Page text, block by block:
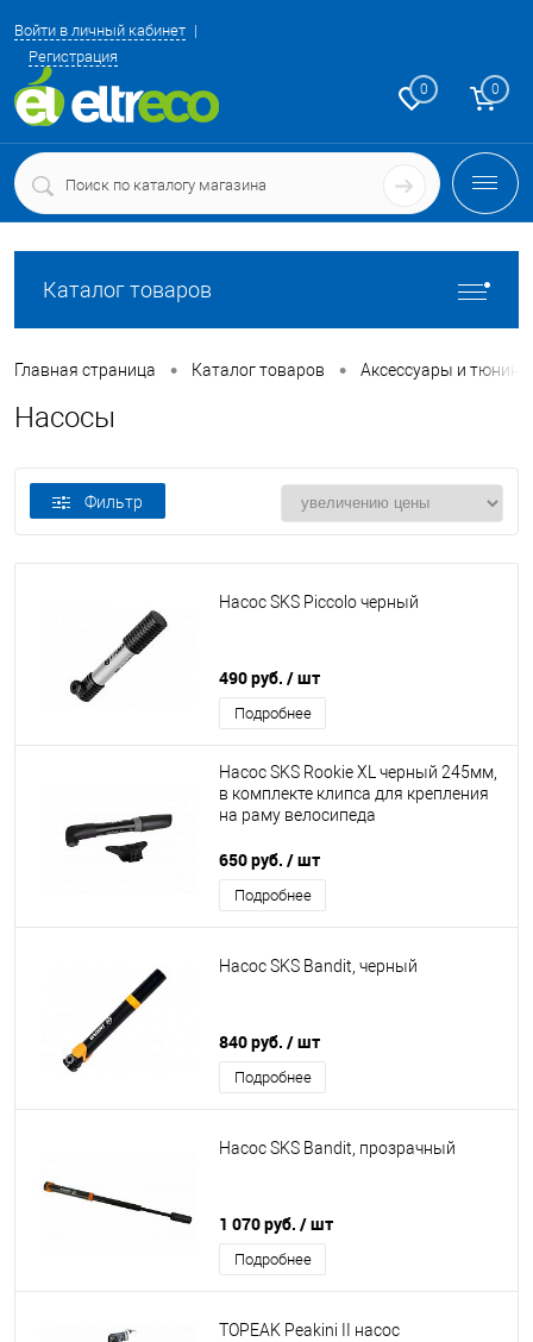
Войти в личный кабинет
Регистрация
0 0
Каталог товаров
Главная страница • Каталог товаров • Аксессуары и тюнинг
Насосы
Фильтр
Насос SKS Piccolo черный
490 руб. / шт
Подробнее
Насос SKS Rookie XL черный 245мм,
в комплекте клипса для крепления
на раму велосипеда
650 руб. / шт
Подробнее
Насос SKS Bandit, черный
840 руб. / шт
Подробнее
Насос SKS Bandit, прозрачный
1 070 руб. / шт
Подробнее
TOPEAK Peakini II насос